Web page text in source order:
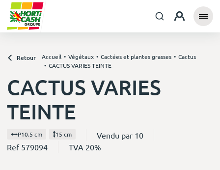
Retour Accueil Végétaux Cactées et plantes grasses
Cactus
CACTUS VARIES TEINTE
CACTUS VARIES
TEINTE
P10.5 cm 15 cm
Vendu par 10
Ref 579094
TVA 20%